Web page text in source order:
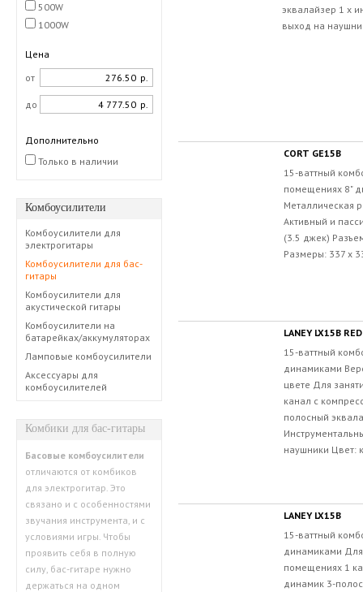
500W
1000W
Цена
от
р.
до р.
Дополнительно
Только в наличии
Комбоусилители
Комбоусилители для
электрогитары
Комбоусилители для бас-
гитары
Комбоусилители для
акустической гитары
Комбоусилители на
батарейках/аккумуляторах
Ламповые комбоусилители
Аксессуары для
комбоусилителей
Комбики для бас-гитары
Басовые комбоусилители
отличаются от комбиков
для электрогитар. Это
связано и с особенностями
звучания инструмента, и с
условиями игры. Чтобы
проявить себя в полную
силу, бас-гитаре нужно
держаться на одном
эквалайзер 1 x
выход на
CORT GE15B
15-ваттный
помещениях 8"
Металлическая
Активный и
(3.5 джек)
Размеры: 337 x
LANEY LX15B RED
15-ваттный
динамиками
цвете Для
канал с
полосный
наушники Цвет:
LANEY LX15B
15-ваттный
динамиками
помещениях 1
динамик 3-